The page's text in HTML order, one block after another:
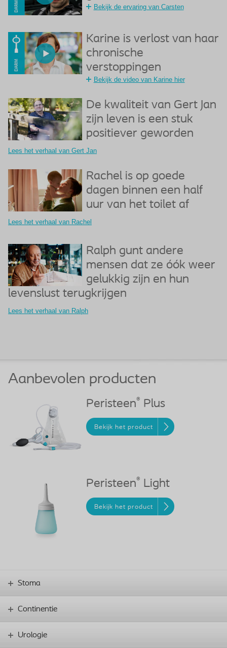
Bekijk de ervaring van Carsten
Karine is verlost van haar
chronische
verstoppingen
Bekijk de video van Karine hier
De kwaliteit van Gert Jan
zijn leven is een stuk
positiever geworden
Lees het verhaal van Gert Jan
Rachel is op goede
dagen binnen een half
uur van het toilet af
Lees het verhaal van Rachel
Ralph gunt andere
mensen dat ze óók weer
gelukkig zijn en hun
levenslust terugkrijgen
Lees het verhaal van Ralph
Aanbevolen producten
Peristeen® Plus
Bekijk het product
Peristeen® Light
Bekijk het product
Stoma
Continentie
Urologie